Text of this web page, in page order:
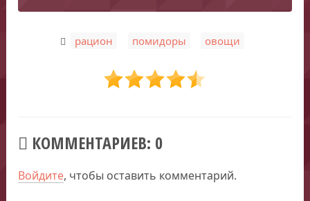
рацион помидоры овощи
КОММЕНТАРИЕВ: 0
Войдите, чтобы оставить комментарий.